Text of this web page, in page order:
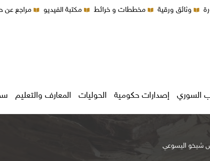
وثائق ورقية مخططات و خرائط مكتبة الفيديو مراجع عن
السوري إصدارات حكومية الحوليات المعارف والتعليم